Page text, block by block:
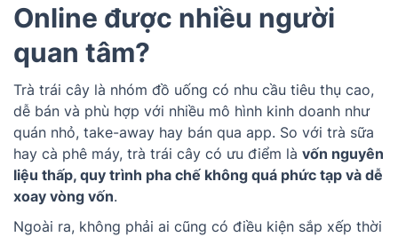
Online được nhiều người
quan tâm?
Trà trái cây là nhóm đồ uống có nhu cầu tiêu thụ cao,
dễ bán và phù hợp với nhiều mô hình kinh doanh như
quán nhỏ, take-away hay bán qua app. So với trà sữa
hay cà phê máy, trà trái cây có ưu điểm là vốn nguyên
liệu thấp, quy trình pha chế không quá phức tạp và dễ
xoay vòng vốn.
Ngoài ra, không phải ai cũng có điều kiện sắp xếp thời